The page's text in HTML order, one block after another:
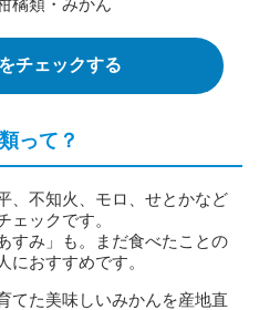
チェックする
って？
、不知火、モロ、せとかなど
ェックです。
すみ」も。まだ食べたことの
におすすめです。
てた美味しいみかんを産地直